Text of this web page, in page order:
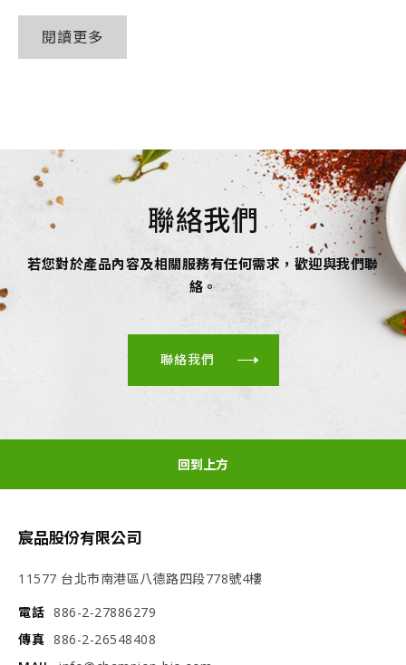
閱讀更多
聯絡我們
若您對於產品內容及相關服務有任何需求，歡迎與我們聯
絡。
聯絡我們
回到上方
宸品股份有限公司
11577 台北市南港區八德路四段778號4樓
電話 886-2-27886279
傳真 886-2-26548408